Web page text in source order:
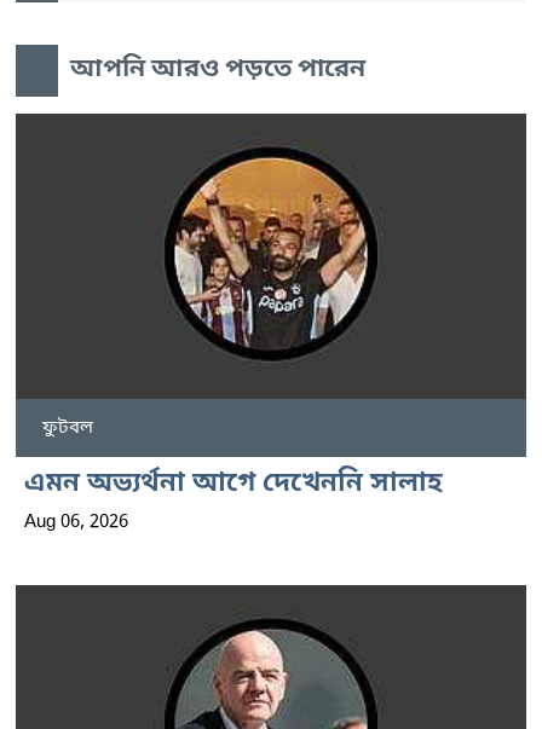
আপনি আরও পড়তে পারেন
ফুটবল
এমন অভ্যর্থনা আগে দেখেননি সালাহ
Aug 06, 2026